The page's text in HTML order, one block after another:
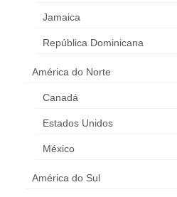
Jamaica
República Dominicana
América do Norte
Canadá
Estados Unidos
México
América do Sul